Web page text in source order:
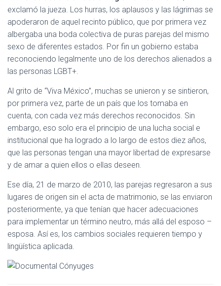
exclamó la jueza. Los hurras, los aplausos y las lágrimas se
apoderaron de aquel recinto público, que por primera vez
albergaba una boda colectiva de puras parejas del mismo
sexo de diferentes estados. Por fin un gobierno estaba
reconociendo legalmente uno de los derechos alienados a
las personas LGBT+.
Al grito de “Viva México”, muchas se unieron y se sintieron,
por primera vez, parte de un país que los tomaba en
cuenta, con cada vez más derechos reconocidos. Sin
embargo, eso solo era el principio de una lucha social e
institucional que ha logrado a lo largo de estos diez años,
que las personas tengan una mayor libertad de expresarse
y de amar a quien ellos o ellas deseen.
Ese día, 21 de marzo de 2010, las parejas regresaron a sus
lugares de origen sin el acta de matrimonio, se las enviaron
posteriormente, ya que tenían que hacer adecuaciones
para implementar un término neutro, más allá del esposo –
esposa. Así es, los cambios sociales requieren tiempo y
lingüística aplicada.